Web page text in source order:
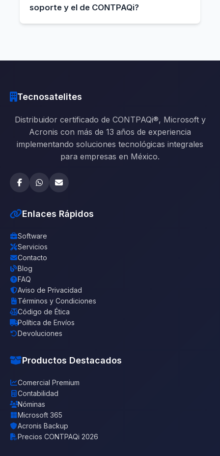
soporte y el de CONTPAQi?
Tecnosatelites
Distribuidor certificado de CONTPAQi®, Microsoft y
Acronis con más de 13 años de experiencia
implementando soluciones tecnológicas integrales
para empresas en México.
Enlaces Rápidos
Software
Servicios
Contacto
Blog
FAQ
Aviso de Privacidad
Términos y Condiciones
Código de Ética
Política de Envíos
Devoluciones
Productos Destacados
Comercial Premium
Contabilidad
Nóminas
Microsoft 365
Acronis Backup
Precios CONTPAQi 2026